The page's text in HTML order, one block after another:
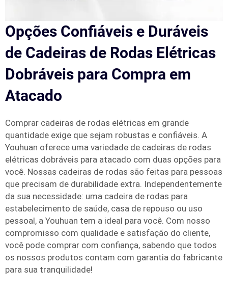
Opções Confiáveis e Duráveis
de Cadeiras de Rodas Elétricas
Dobráveis para Compra em
Atacado
Comprar cadeiras de rodas elétricas em grande
quantidade exige que sejam robustas e confiáveis. A
Youhuan oferece uma variedade de cadeiras de rodas
elétricas dobráveis para atacado com duas opções para
você. Nossas cadeiras de rodas são feitas para pessoas
que precisam de durabilidade extra. Independentemente
da sua necessidade: uma cadeira de rodas para
estabelecimento de saúde, casa de repouso ou uso
pessoal, a Youhuan tem a ideal para você. Com nosso
compromisso com qualidade e satisfação do cliente,
você pode comprar com confiança, sabendo que todos
os nossos produtos contam com garantia do fabricante
para sua tranquilidade!